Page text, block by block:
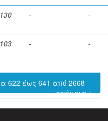
- -
- -
622 έως 641 από 2668
επόμενο >